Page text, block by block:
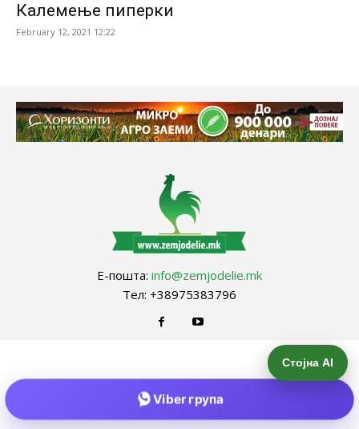
Калемење пиперки
February 12, 2021 12:22
Е-пошта: info@zemjodelie.mk
Тел: +38975383796
Стојна AI
Viber група